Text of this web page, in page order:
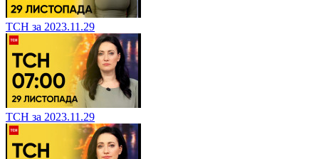
ТСН за 2023.11.29
ТСН за 2023.11.29